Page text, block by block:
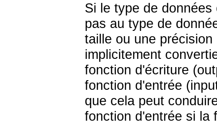
Si le type de
pas au type de
taille ou une
implicitement
fonction d'écriture
fonction d'entrée
que cela peut
fonction d'entrée si la